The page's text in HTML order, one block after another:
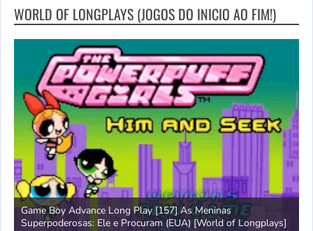
WORLD OF LONGPLAYS (JOGOS DO INICIO AO FIM!)
Game Boy Advance Long Play [157] As Meninas
Superpoderosas: Ele e Procuram (EUA) [World of Longplays]